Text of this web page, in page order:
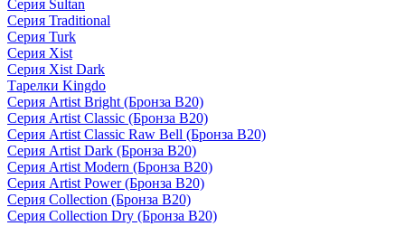
Серия Sultan
Серия Traditional
Серия Turk
Серия Xist
Серия Xist Dark
Тарелки Kingdo
Серия Artist Bright (Бронза B20)
Серия Artist Classic (Бронза B20)
Серия Artist Classic Raw Bell (Бронза B20)
Серия Artist Dark (Бронза B20)
Серия Artist Modern (Бронза B20)
Серия Artist Power (Бронза B20)
Серия Collection (Бронза B20)
Серия Collection Dry (Бронза B20)